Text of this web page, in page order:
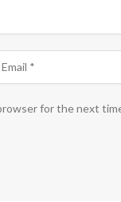
for the next